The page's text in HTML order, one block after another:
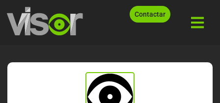
Contactar